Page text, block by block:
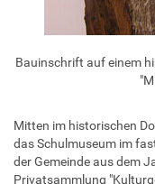
Bauinschrift auf einem
Mitten im historischen
das Schulmuseum im
der Gemeinde aus dem
Privatsammlung